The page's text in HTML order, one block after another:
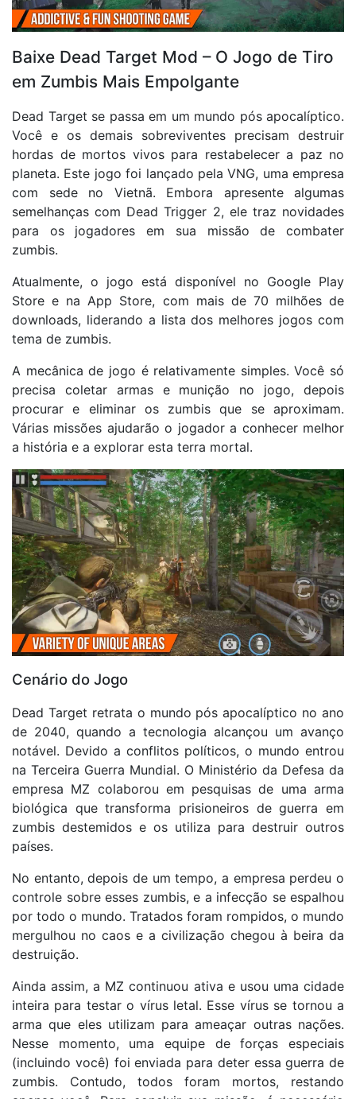
Baixe Dead Target Mod – O Jogo de Tiro
em Zumbis Mais Empolgante
Dead Target se passa em um mundo pós apocalíptico.
Você e os demais sobreviventes precisam destruir
hordas de mortos vivos para restabelecer a paz no
planeta. Este jogo foi lançado pela VNG, uma empresa
com sede no Vietnã. Embora apresente algumas
semelhanças com Dead Trigger 2, ele traz novidades
para os jogadores em sua missão de combater
zumbis.
Atualmente, o jogo está disponível no Google Play
Store e na App Store, com mais de 70 milhões de
downloads, liderando a lista dos melhores jogos com
tema de zumbis.
A mecânica de jogo é relativamente simples. Você só
precisa coletar armas e munição no jogo, depois
procurar e eliminar os zumbis que se aproximam.
Várias missões ajudarão o jogador a conhecer melhor
a história e a explorar esta terra mortal.
Cenário do Jogo
Dead Target retrata o mundo pós apocalíptico no ano
de 2040, quando a tecnologia alcançou um avanço
notável. Devido a conflitos políticos, o mundo entrou
na Terceira Guerra Mundial. O Ministério da Defesa da
empresa MZ colaborou em pesquisas de uma arma
biológica que transforma prisioneiros de guerra em
zumbis destemidos e os utiliza para destruir outros
países.
No entanto, depois de um tempo, a empresa perdeu o
controle sobre esses zumbis, e a infecção se espalhou
por todo o mundo. Tratados foram rompidos, o mundo
mergulhou no caos e a civilização chegou à beira da
destruição.
Ainda assim, a MZ continuou ativa e usou uma cidade
inteira para testar o vírus letal. Esse vírus se tornou a
arma que eles utilizam para ameaçar outras nações.
Nesse momento, uma equipe de forças especiais
(incluindo você) foi enviada para deter essa guerra de
zumbis. Contudo, todos foram mortos, restando